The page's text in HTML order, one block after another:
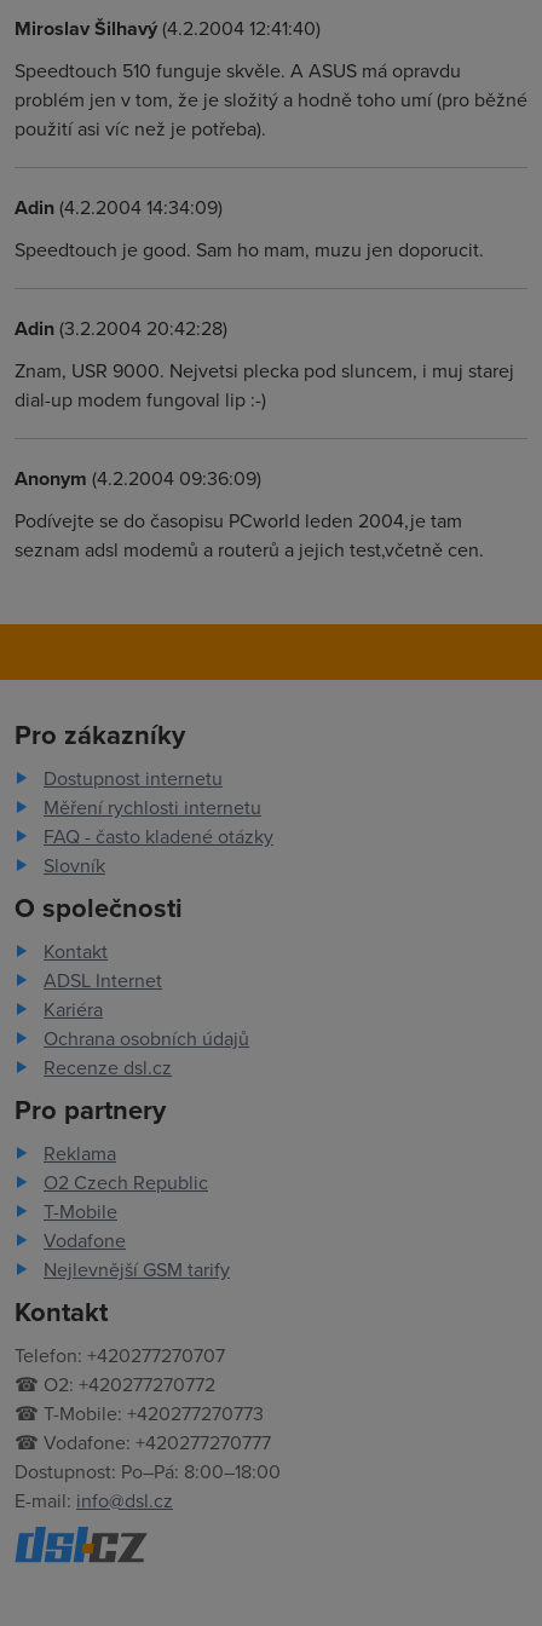
Miroslav Šilhavý(4.2.2004 12:41:40)
Speedtouch 510 funguje skvěle. A ASUS má opravdu
problém jen v tom, že je složitý a hodně toho umí (pro běžné
použití asi víc než je potřeba).
Adin(4.2.2004 14:34:09)
Speedtouch je good. Sam ho mam, muzu jen doporucit.
Adin(3.2.2004 20:42:28)
Znam, USR 9000. Nejvetsi plecka pod sluncem, i muj starej
dial-up modem fungoval lip :-)
Anonym (4.2.2004 09:36:09)
Podívejte se do časopisu PCworld leden 2004,je tam
seznam adsl modemů a routerů a jejich test,včetně cen.
Pro zákazníky
Dostupnost internetu
Měření rychlosti internetu
FAQ - často kladené otázky
Slovník
O společnosti
Kontakt
ADSL Internet
Kariéra
Ochrana osobních údajů
Recenze dsl.cz
Pro partnery
Reklama
O2 Czech Republic
T-Mobile
Vodafone
Nejlevnější GSM tarify
Kontakt
Telefon: +420277270707
☎ O2: +420277270772
☎ T-Mobile: +420277270773
☎ Vodafone: +420277270777
Dostupnost: Po–Pá: 8:00–18:00
E-mail: info@dsl.cz